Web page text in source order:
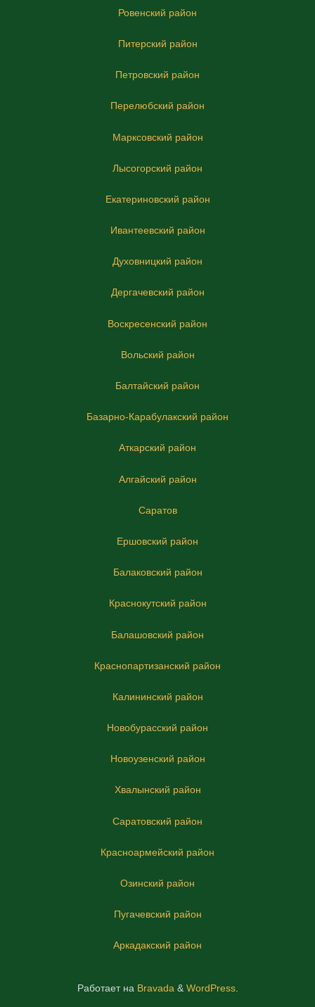
Ровенский район
Питерский район
Петровский район
Перелюбский район
Марксовский район
Лысогорский район
Екатериновский район
Ивантеевский район
Духовницкий район
Дергачевский район
Воскресенский район
Вольский район
Балтайский район
Базарно-Карабулакский район
Аткарский район
Алгайский район
Саратов
Ершовский район
Балаковский район
Краснокутский район
Балашовский район
Краснопартизанский район
Калининский район
Новобурасский район
Новоузенский район
Хвалынский район
Саратовский район
Красноармейский район
Озинский район
Пугачевский район
Аркадакский район
Работает на Bravada & WordPress.